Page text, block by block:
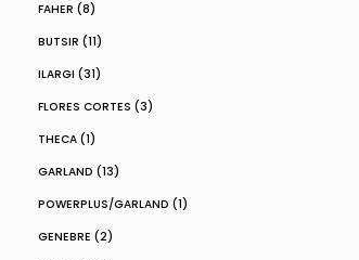
FAHER (8)
BUTSIR (11)
ILARGI (31)
FLORES CORTES (3)
THECA (1)
GARLAND (13)
POWERPLUS/GARLAND (1)
GENEBRE (2)